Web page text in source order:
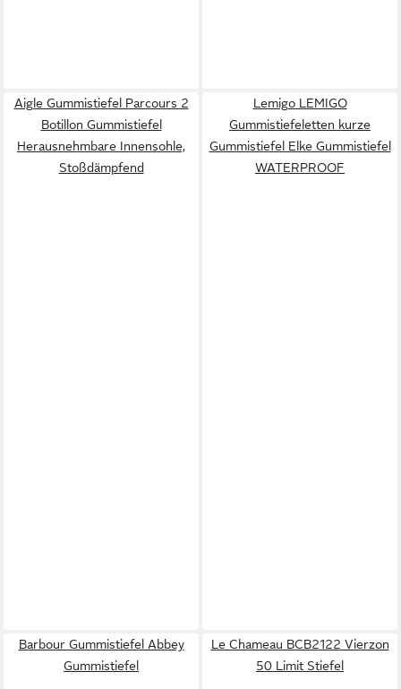
Aigle Gummistiefel Parcours 2
Botillon Gummistiefel
Herausnehmbare Innensohle,
Stoßdämpfend
Lemigo LEMIGO
Gummistiefeletten kurze
Gummistiefel Elke Gummistiefel
WATERPROOF
Barbour Gummistiefel Abbey
Gummistiefel
Le Chameau BCB2122 Vierzon
50 Limit Stiefel